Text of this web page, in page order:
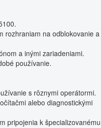
rozhraniam na odblokovanie a
a inými zariadeniami.
používanie.
s rôznymi operátormi.
alebo diagnostickými
pripojenia k špecializovanému